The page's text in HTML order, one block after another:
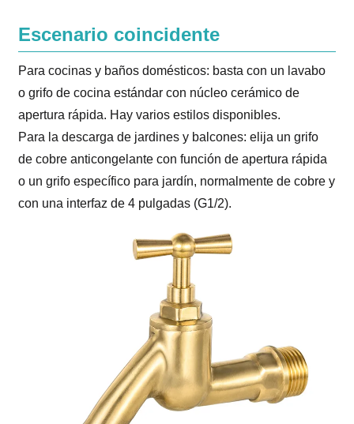
Escenario coincidente
Para cocinas y baños domésticos: basta con un lavabo
o grifo de cocina estándar con núcleo cerámico de
apertura rápida. Hay varios estilos disponibles.
Para la descarga de jardines y balcones: elija un grifo
de cobre anticongelante con función de apertura rápida
o un grifo específico para jardín, normalmente de cobre y
con una interfaz de 4 pulgadas (G1/2).